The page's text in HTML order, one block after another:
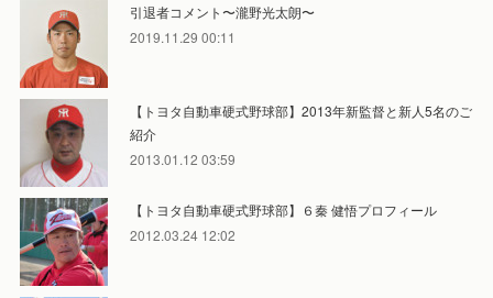
引退者コメント〜瀧野光太朗〜
2019.11.29 00:11
【トヨタ自動車硬式野球部】2013年新監督と新人5名のご
紹介
2013.01.12 03:59
【トヨタ自動車硬式野球部】６秦 健悟プロフィール
2012.03.24 12:02